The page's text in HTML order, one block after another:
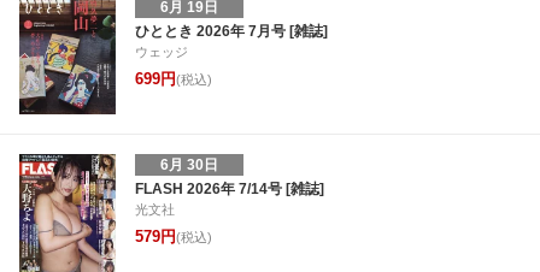
6月 19日
ひととき 2026年 7月号 [雑誌]
ウェッジ
699円(税込)
6月 30日
FLASH 2026年 7/14号 [雑誌]
光文社
579円(税込)